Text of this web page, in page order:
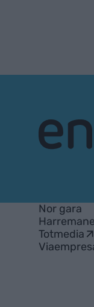
Nor gara
Totmedia